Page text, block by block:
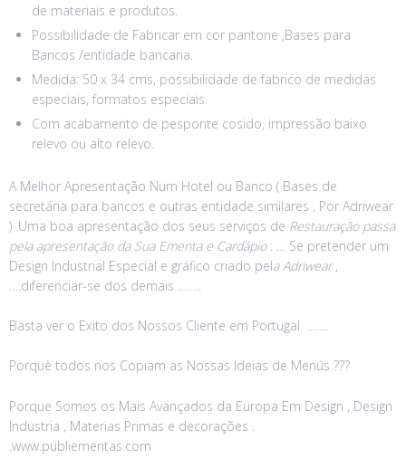
de materiais e produtos.
Possibilidade de Fabricar em cor pantone ,Bases para
Bancos /entidade bancaria.
Medida: 50 x 34 cms, possibilidade de fabrico de medidas
especiais, formatos especiais.
Com acabamento de pesponte cosido, impressão baixo
relevo ou alto relevo.
A Melhor Apresentação Num Hotel ou Banco ( Bases de
secretária para bancos e outras entidade similares , Por Adriwear
) . Uma boa apresentação dos seus serviços de Restauração passa
pela apresentação da Sua Ementa e Cardápio : … Se pretender um
Design Industrial Especial e gráfico criado pela Adriwear,
….diferenciar-se dos demais ……..
Basta ver o Exito dos Nossos Cliente em Portugal …….
Porquê todos nos Copiam as Nossas Ideias de Menús ???
Porque Somos os Mais Avançados da Europa Em Design , Design
Industria , Materias Primas e decorações .
.www.publiementas.com